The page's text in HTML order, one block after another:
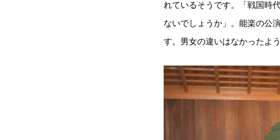
れているそうです。「戦国時
ないでしょうか」。能楽の公
す。男女の違いはなかったよう